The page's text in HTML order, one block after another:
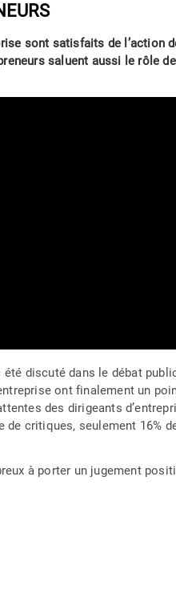
sont satisfaits de
saluent aussi le rôle
discuté dans le débat
ont finalement un
des dirigeants
critiques, seulement 16%
à porter un jugement